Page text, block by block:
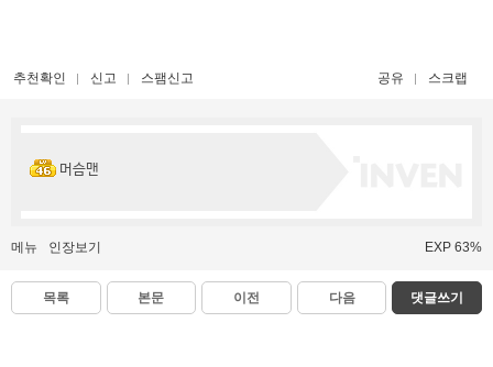
추천확인 신고 스팸신고 공유 스크랩
머슴맨
메뉴 인장보기 EXP 63%
목록 본문 이전 다음 댓글쓰기